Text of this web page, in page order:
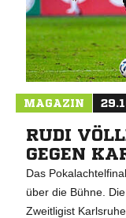
MAGAZIN
RUDI
GEGEN
Das
über die Bühne.
Zweitligist